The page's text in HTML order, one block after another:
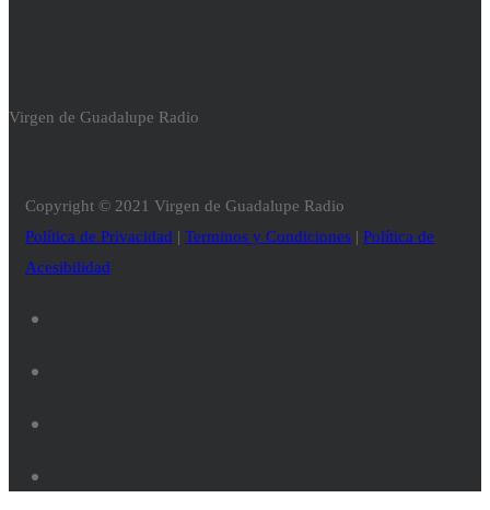
Virgen de Guadalupe Radio
Copyright © 2021 Virgen de Guadalupe Radio
Política de Privacidad | Terminos y Condiciones | Política de
Acesibilidad